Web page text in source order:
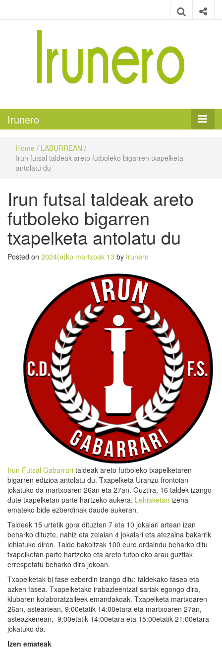
Irunero
Home / LABURREAN /
Irun futsal taldeak areto futboleko bigarren txapelketa
antolatu du
Irun futsal taldeak areto
futboleko bigarren
txapelketa antolatu du
Posted on 2024(e)ko martxoak 13 by Irunero
Irun Futsal Gabarrari taldeak areto futboleko txapelketaren
bigarren edizioa antolatu du. Txapelketa Uranzu frontoian
jokatuko da martxoaren 26an eta 27an. Guztira, 16 taldek izango
dute txapelketan parte hartzeko aukera. Lehiaketan izena
emateko bide ezberdinak daude aukeran.
Taldeek 15 urtetik gora dituzten 7 eta 10 jokalari artean izan
beharko dituzte, nahiz eta zelaian 4 jokalari eta atezaina bakarrik
lehiatuko diren. Talde bakoitzak 100 euro ordaindu beharko ditu
txapelketan parte hartzeko eta areto futboleko arau guztiak
errespetatu beharko dira jokoan.
Txapelketak bi fase ezberdin izango ditu: taldekako fasea eta
azken fasea. Txapelketako irabazleentzat sariak egongo dira,
klubaren kolaboratzaileek emandakoak. Txapelketa martxoaren
26an, asteartean, 9:00etatik 14:00etara eta martxoaren 27an,
asteazkenean, 9:00etatik 14:00etara eta 15:00etatik 21:00etara
jokatuko da.
Izen emateak